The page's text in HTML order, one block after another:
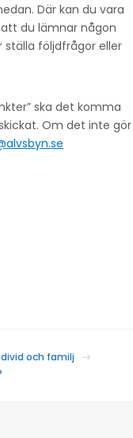
Där kan du vara
du lämnar någon
följdfrågor eller
ska det komma
Om det inte gör
och familj